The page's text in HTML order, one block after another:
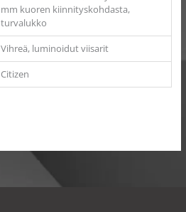
mm kuoren kiinnityskohdasta,
turvalukko
Vihreä, luminoidut viisarit
Citizen